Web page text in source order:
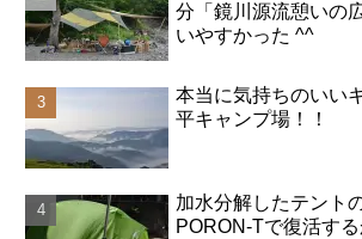
分「鏡川源流憩いの
いやすかった ^^
本当に気持ちのい
平キャンプ場！！
加水分解したテント
PORON-Tで復活す